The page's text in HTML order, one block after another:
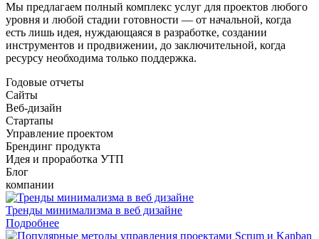
Мы предлагаем полный комплекс услуг для проектов любого
уровня и любой стадии готовности — от начальной, когда
есть лишь идея, нуждающаяся в разработке, создании
инструментов и продвижении, до заключительной, когда
ресурсу необходима только поддержка.
Годовые отчеты
Сайты
Веб-дизайн
Стартапы
Управление проектом
Брендинг продукта
Идея и проработка УТП
Блог
компании
Тренды минимализма в веб дизайне
Подробнее